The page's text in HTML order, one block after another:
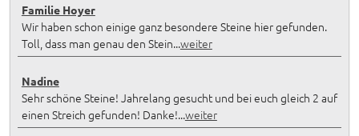
Familie Hoyer
Wir haben schon einige ganz besondere Steine hier gefunden.
Toll, dass man genau den Stein...weiter
Nadine
Sehr schöne Steine! Jahrelang gesucht und bei euch gleich 2 auf
einen Streich gefunden! Danke!...weiter